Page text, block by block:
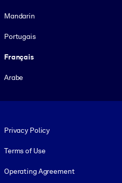
Mandarin
Portugais
Français
Arabe
Privacy Policy
Terms of Use
Operating Agreement